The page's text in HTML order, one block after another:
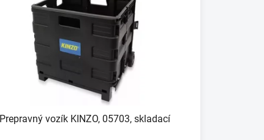
Prepravný vozík KINZO, 05703, skladací